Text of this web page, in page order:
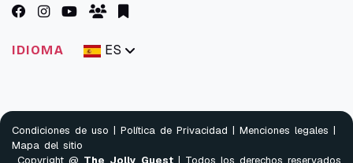
IDIOMA ES
Condiciones de uso | Política de Privacidad | Menciones legales |
Mapa del sitio
Copyright @ The Jolly Guest | Todos los derechos reservados